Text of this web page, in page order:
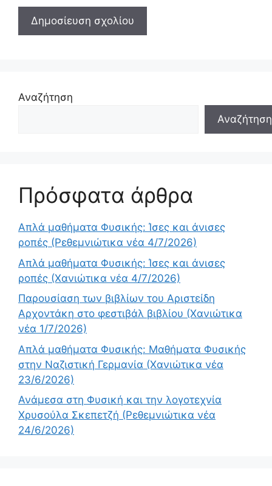
Αναζήτηση
Αναζήτηση
Πρόσφατα άρθρα
Απλά μαθήματα Φυσικής: Ίσες και άνισες
ροπές (Ρεθεμνιώτικα νέα 4/7/2026)
Απλά μαθήματα Φυσικής: Ίσες και άνισες
ροπές (Χανιώτικα νέα 4/7/2026)
Παρουσίαση των βιβλίων του Αριστείδη
Αρχοντάκη στο φεστιβάλ βιβλίου (Χανιώτικα
νέα 1/7/2026)
Απλά μαθήματα Φυσικής: Μαθήματα Φυσικής
στην Ναζιστική Γερμανία (Χανιώτικα νέα
23/6/2026)
Ανάμεσα στη Φυσική και την λογοτεχνία
Χρυσούλα Σκεπετζή (Ρεθεμνιώτικα νέα
24/6/2026)